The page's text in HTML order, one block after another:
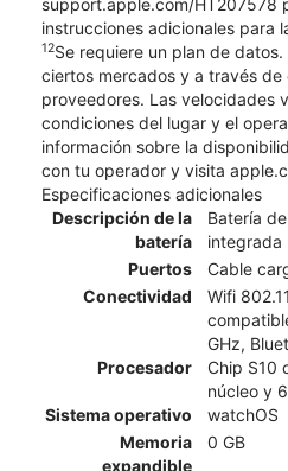
support.apple.com/HT207578
instrucciones adicionales para
12Se requiere un plan de
ciertos mercados y a través de
proveedores. Las velocidades
condiciones del lugar y el
información sobre la
con tu operador y visita
Especificaciones adicionales
Descripción de la
batería
Batería
integrada
Puertos
Cable
Conectividad
Wifi
GHz,
Procesador
Chip S10
núcleo y
Sistema operativo
watchOS
Memoria
expandible
0 GB